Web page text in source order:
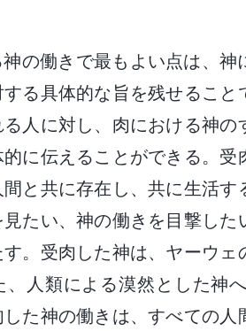
の働きで最もよい点は、神
る具体的な旨を残せるこ
人に対し、肉における神
に伝えることができる。
と共に存在し、共に生活
たい、神の働きを目撃し
。受肉した神は、ヤーウ
、人類による漠然とした神
た神の働きは、すべての